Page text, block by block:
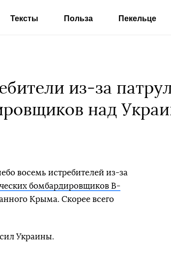
Тексты Польза Пекельце
из-за
над
восемь истребителей из-за
бомбардировщиков B-
Крыма. Скорее всего
Украины.